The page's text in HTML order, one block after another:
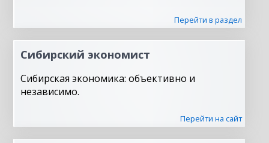
Перейти в раздел
Сибирский экономист
Сибирская экономика: объективно и
независимо.
Перейти на сайт